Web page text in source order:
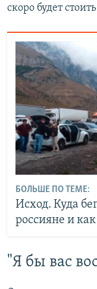
скоро будет
БОЛЬШЕ ПО ТЕМЕ:
Исход. Куда
россияне и
"Я бы вас